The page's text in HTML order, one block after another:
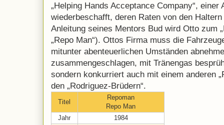
„Helping Hands Acceptance Company“, einer
wiederbeschafft, deren Raten von den
Anleitung seines Mentors Bud wird Otto zum
„Repo Man“). Ottos Firma muss die
mitunter abenteuerlichen Umständen
zusammengeschlagen, mit Tränengas
sondern konkurriert auch mit einem anderen
den „Rodriguez-Brüdern“.
Titel
Repoman
Repo Man
Jahr
1984